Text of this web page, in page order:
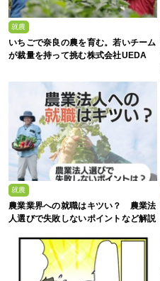
就農
いちごで奈良の農を育む。若いチーム
が裁量を持って挑む株式会社UEDA
就農
農業業界への就職はキツい？ 農業法
人選びで失敗しないポイントなど解説